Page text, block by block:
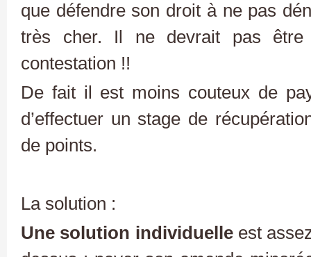
que défendre son droit à ne pas
très cher. Il ne devrait pas être
contestation !!
De fait il est moins couteux de
d’effectuer un stage de
de points.
La solution :
Une solution individuelleest